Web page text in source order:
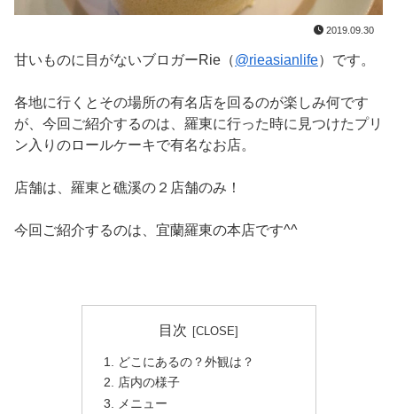
2019.09.30
甘いものに目がないブロガーRie（@rieasianlife）です。
各地に行くとその場所の有名店を回るのが楽しみ何です
が、今回ご紹介するのは、羅東に行った時に見つけたプリ
ン入りのロールケーキで有名なお店。
店舗は、羅東と礁溪の２店舗のみ！
今回ご紹介するのは、宜蘭羅東の本店です^^
目次
どこにあるの？外観は？
店内の様子
メニュー